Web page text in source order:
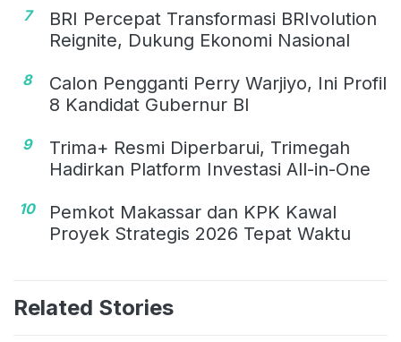
7
BRI Percepat Transformasi BRIvolution
Reignite, Dukung Ekonomi Nasional
8
Calon Pengganti Perry Warjiyo, Ini Profil
8 Kandidat Gubernur BI
9
Trima+ Resmi Diperbarui, Trimegah
Hadirkan Platform Investasi All-in-One
10
Pemkot Makassar dan KPK Kawal
Proyek Strategis 2026 Tepat Waktu
Related Stories